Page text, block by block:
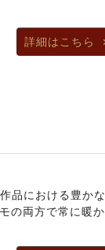
詳細はこちら
品における豊かな
の両方で常に暖か